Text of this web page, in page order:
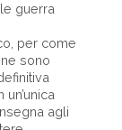
guerra
per come
sono
agli